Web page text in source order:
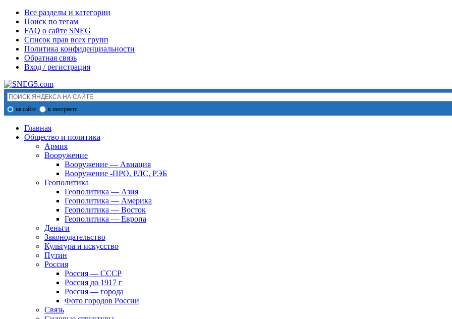
Все разделы и категории
Поиск по тегам
FAQ о сайте SNEG
Список прав всех групп
Политика конфиденциальности
Обратная связь
Вход / регистрация
на сайте в интернете
Главная
Общество и политика
Армия
Вооружение
Вооружение — Авиация
Вооружение -ПРО, РЛС, РЭБ
Геополитика
Геополитика — Азия
Геополитика — Америка
Геополитика — Восток
Геополитика — Европа
Деньги
Законодательство
Культура и искусство
Путин
Россия
Россия — СССР
Россия до 1917 г
Россия — города
Фото городов России
Связь